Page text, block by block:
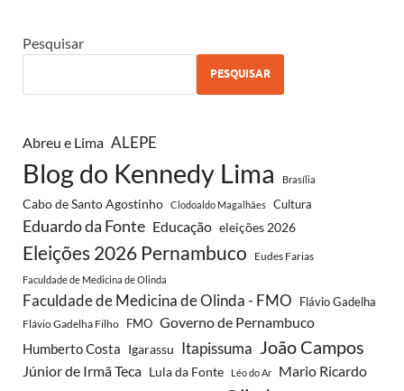
Pesquisar
PESQUISAR
Abreu e Lima ALEPE
Blog do Kennedy Lima Brasília
Cabo de Santo Agostinho Clodoaldo Magalhães Cultura
Eduardo da Fonte Educação eleições 2026
Eleições 2026 Pernambuco Eudes Farias
Faculdade de Medicina de Olinda
Faculdade de Medicina de Olinda - FMO Flávio Gadelha
Flávio Gadelha Filho FMO Governo de Pernambuco
Humberto Costa Igarassu Itapissuma João Campos
Júnior de Irmã Teca Lula da Fonte Léo do Ar Mario Ricardo